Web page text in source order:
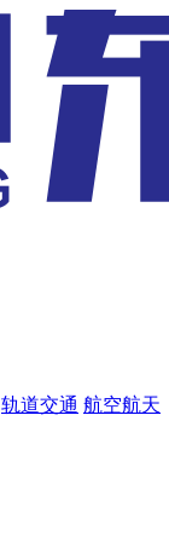
轨道交通 航空航天